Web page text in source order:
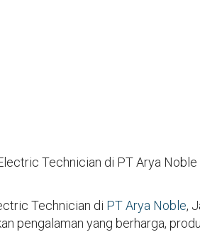
Technician di PT Arya
Technician di PT Arya Noble,
pengalaman yang berharga,